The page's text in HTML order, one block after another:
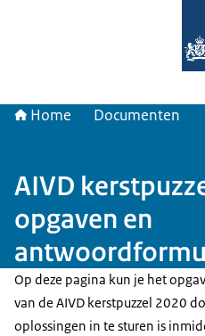
Home Documenten
AIVD
opgaven en
Op deze pagina kun je het
van de AIVD kerstpuzzel 2020
oplossingen in te sturen is